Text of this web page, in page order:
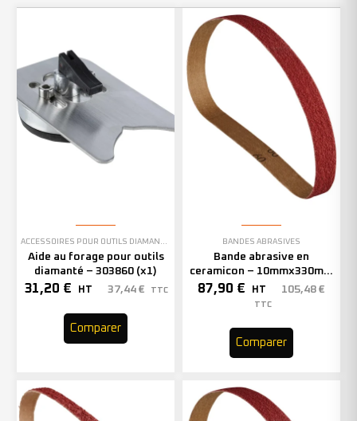
ACCESSOIRES POUR OUTILS DIAMANTÉS
Aide au forage pour outils
diamanté – 303860 (x1)
31,20 € HT 37,44 € TTC
Comparer
BANDES ABRASIVES
Bande abrasive en
ceramicon – 10mmx330mm
– Grain 40 – 333001 (x50)
87,90 € HT 105,48 €
TTC
Comparer